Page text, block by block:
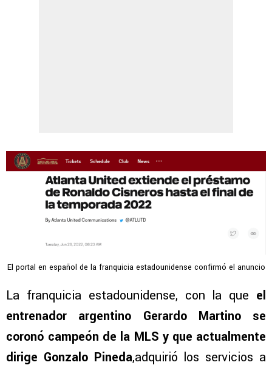
El portal en español de la franquicia estadounidense confirmó el anuncio
La franquicia estadounidense, con la que el
entrenador argentino Gerardo Martino se
coronó campeón de la MLS y que actualmente
dirige Gonzalo Pineda,adquirió los servicios a